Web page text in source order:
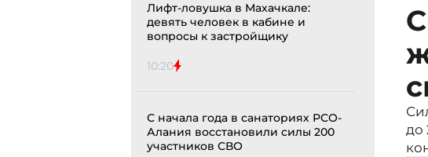
Лифт-ловушка в Махачкале:
девять человек в кабине и
вопросы к застройщику
10:20
С начала года в санаториях РСО-
Алания восстановили силы 200
участников СВО
до